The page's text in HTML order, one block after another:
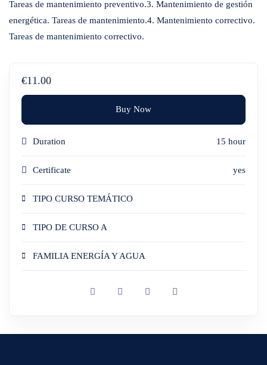
Tareas de mantenimiento preventivo.3. Mantenimiento de gestión
energética. Tareas de mantenimiento.4. Mantenimiento correctivo.
Tareas de mantenimiento correctivo.
€11.00
Buy Now
Duration 15 hour
Certificate yes
TIPO CURSO TEMÁTICO
TIPO DE CURSO A
FAMILIA ENERGÍA Y AGUA